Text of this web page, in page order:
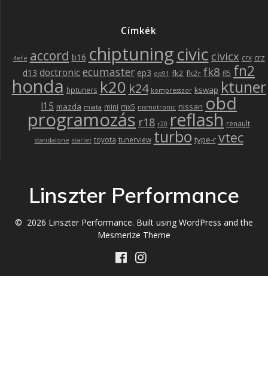
Címkék
4efe accord b16 chiptuningcivic civicx crx crz
d13 doctronicecumaster ep3 ep91 fk2 fk2r fk8 fl5 fn2
honda hptuners k20 k24 kompresszor kswap ktuner
l15 mazda miata mini mx5 nismotronic nissan obd
programozás r18 r20 reflash renault
standalone starlet toyota tunerview turbo type-r vtec
Linszter Performance
© 2026 Linszter Performance. Built using WordPress and the
Mesmerize Theme